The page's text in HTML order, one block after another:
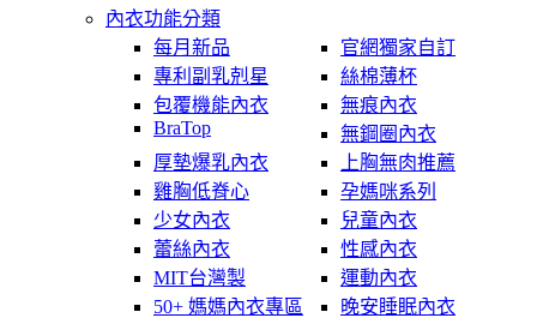
內衣功能分類
每月新品
官網獨家自訂
專利副乳剋星
絲棉薄杯
包覆機能內衣
無痕內衣
BraTop
無鋼圈內衣
厚墊爆乳內衣
上胸無肉推薦
雞胸低脊心
孕媽咪系列
少女內衣
兒童內衣
蕾絲內衣
性感內衣
MIT台灣製
運動內衣
50+ 媽媽內衣專區
晚安睡眠內衣